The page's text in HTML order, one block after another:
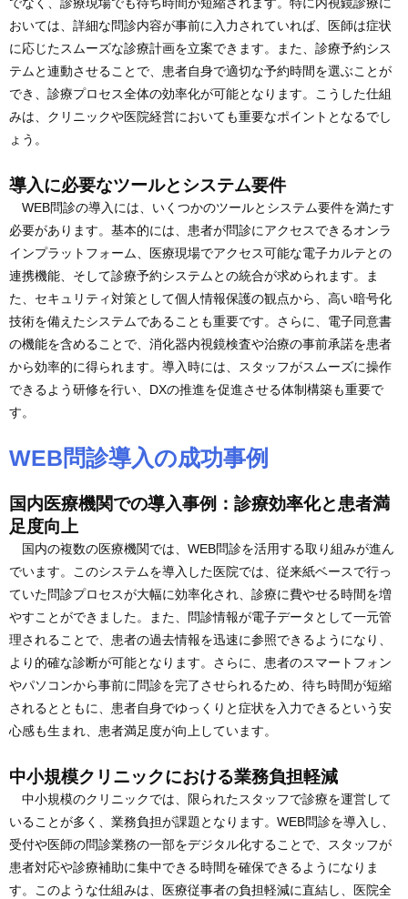
でなく、診療現場でも待ち時間が短縮されます。特に内視鏡診療に
おいては、詳細な問診内容が事前に入力されていれば、医師は症状
に応じたスムーズな診療計画を立案できます。また、診療予約シス
テムと連動させることで、患者自身で適切な予約時間を選ぶことが
でき、診療プロセス全体の効率化が可能となります。こうした仕組
みは、クリニックや医院経営においても重要なポイントとなるでし
ょう。
導入に必要なツールとシステム要件
WEB問診の導入には、いくつかのツールとシステム要件を満たす
必要があります。基本的には、患者が問診にアクセスできるオンラ
インプラットフォーム、医療現場でアクセス可能な電子カルテとの
連携機能、そして診療予約システムとの統合が求められます。ま
た、セキュリティ対策として個人情報保護の観点から、高い暗号化
技術を備えたシステムであることも重要です。さらに、電子同意書
の機能を含めることで、消化器内視鏡検査や治療の事前承諾を患者
から効率的に得られます。導入時には、スタッフがスムーズに操作
できるよう研修を行い、DXの推進を促進させる体制構築も重要で
す。
WEB問診導入の成功事例
国内医療機関での導入事例：診療効率化と患者満
足度向上
国内の複数の医療機関では、WEB問診を活用する取り組みが進ん
でいます。このシステムを導入した医院では、従来紙ベースで行っ
ていた問診プロセスが大幅に効率化され、診療に費やせる時間を増
やすことができました。また、問診情報が電子データとして一元管
理されることで、患者の過去情報を迅速に参照できるようになり、
より的確な診断が可能となります。さらに、患者のスマートフォン
やパソコンから事前に問診を完了させられるため、待ち時間が短縮
されるとともに、患者自身でゆっくりと症状を入力できるという安
心感も生まれ、患者満足度が向上しています。
中小規模クリニックにおける業務負担軽減
中小規模のクリニックでは、限られたスタッフで診療を運営して
いることが多く、業務負担が課題となります。WEB問診を導入し、
受付や医師の問診業務の一部をデジタル化することで、スタッフが
患者対応や診療補助に集中できる時間を確保できるようになりま
す。このような仕組みは、医療従事者の負担軽減に直結し、医院全